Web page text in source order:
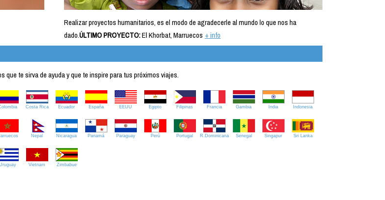
Realizar proyectos humanitarios, es el modo de agradecerle al mundo lo que nos ha
dado.ÚLTIMO PROYECTO:El Khorbat, Marruecos + info
te sirva de ayuda y que te inspire para tus próximos viajes.
Costa Rica Ecuador España EEUU Egipto Filipinas Francia Gambia India Indonesia
Nepal Nicaragua Panamá Paraguay Perú Portugal R.Dominicana Senegal Singapur Sri Lanka
Vietnam Zimbabue